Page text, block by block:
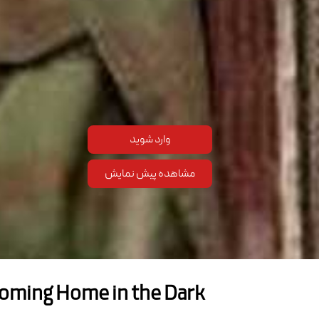
وارد شوید
مشاهده پیش نمایش
Home in the Dark